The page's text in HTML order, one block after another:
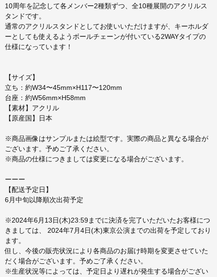
10周年を記念して各メンバー2種類ずつ、全10種展開のアクリルス
タンドです。
通常のアクリルスタンドとしてお使いいただけますが、キーホルダ
ーとしても使えるようボールチェーンが付いている2WAYタイプの
仕様になっています！
【サイズ】
立ち：約W34〜45mm×H117〜120mm
台座：約W56mm×H58mm
【素材】アクリル
【原産国】日本
※商品画像はサンプルまたは絵型です。実際の商品と異なる場合が
ございます。予めご了承ください。
※商品の仕様につきましては変更になる場合がございます。
ーーー
【配送予定日】
6月中旬以降順次出荷予定
※2024年6月13日(木)23:59までに決済を完了いただいたお客様につ
きましては、 2024年7月4日(木)東京公演までの出荷を予定しており
ます。
但し、今後の販売状況により各商品のお届け時期を変更させていた
だく場合がございます。予めご了承ください。
※生産状況等によっては、予定日より遅れが発生する場合がござい